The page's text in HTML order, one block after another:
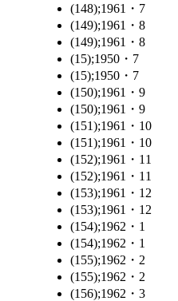
(148);1961・7
(149);1961・8
(149);1961・8
(15);1950・7
(15);1950・7
(150);1961・9
(150);1961・9
(151);1961・10
(151);1961・10
(152);1961・11
(152);1961・11
(153);1961・12
(153);1961・12
(154);1962・1
(154);1962・1
(155);1962・2
(155);1962・2
(156);1962・3